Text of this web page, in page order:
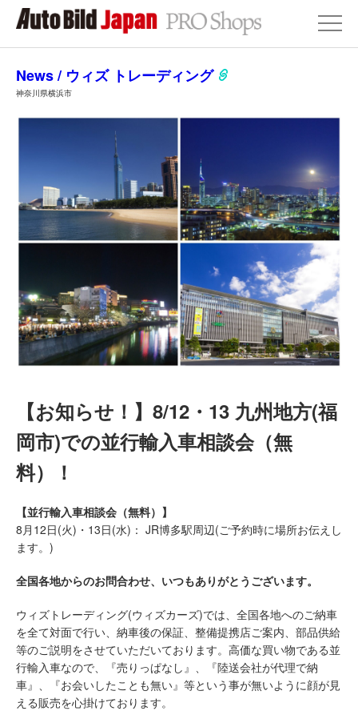
News / ウィズ トレーディング
神奈川県横浜市
【お知らせ！】8/12・13 九州地方(福
岡市)での並行輸入車相談会（無
料）！
【並行輸入車相談会（無料）】
8月12日(火)・13日(水)： JR博多駅周辺(ご予約時に場所お伝えし
ます。)
全国各地からのお問合わせ、いつもありがとうございます。
ウィズトレーディング(ウィズカーズ)では、全国各地へのご納車
を全て対面で行い、納車後の保証、整備提携店ご案内、部品供給
等のご説明をさせていただいております。高価な買い物である並
行輸入車なので、『売りっぱなし』、『陸送会社が代理で納
車』、『お会いしたことも無い』等という事が無いように顔が見
える販売を心掛けております。